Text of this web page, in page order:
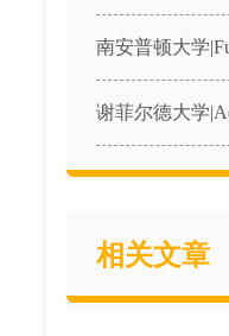
相关文章